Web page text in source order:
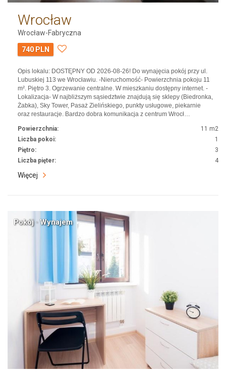
Wrocław
Wrocław-Fabryczna
740 PLN
Opis lokalu: DOSTĘPNY OD 2026-08-26! Do wynajęcia pokój przy ul.
Lubuskiej 113 we Wrocławiu. -Nieruchomość- Powierzchnia pokoju 11
m². Piętro 3. Ogrzewanie centralne. W mieszkaniu dostępny internet. -
Lokalizacja- W najbliższym sąsiedztwie znajdują się sklepy (Biedronka,
Żabka), Sky Tower, Pasaż Zielińskiego, punkty usługowe, piekarnie
oraz restauracje. Bardzo dobra komunikacja z centrum Wrocł…
Powierzchnia:
11 m2
Liczba pokoi:
1
Piętro:
3
Liczba pięter:
4
Więcej
Pokój · Wynajem